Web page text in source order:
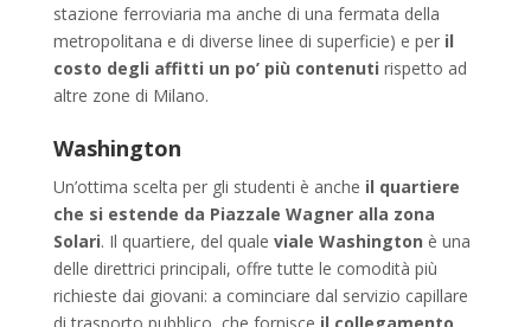
stazione ferroviaria ma anche di una fermata della
metropolitana e di diverse linee di superficie) e per il
costo degli affitti un po’ più contenuti rispetto ad
altre zone di Milano.
Washington
Un’ottima scelta per gli studenti è anche il quartiere
che si estende da Piazzale Wagner alla zona
Solari. Il quartiere, del quale viale Washington è una
delle direttrici principali, offre tutte le comodità più
richieste dai giovani: a cominciare dal servizio capillare